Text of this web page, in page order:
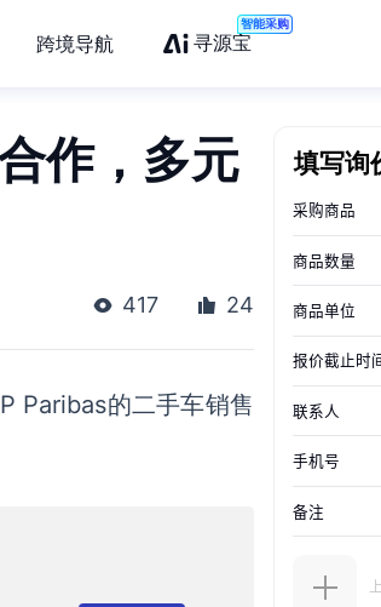
跨境导航 寻源宝
智能采购
作，多元
417 24
Paribas的二手车销售
填写询